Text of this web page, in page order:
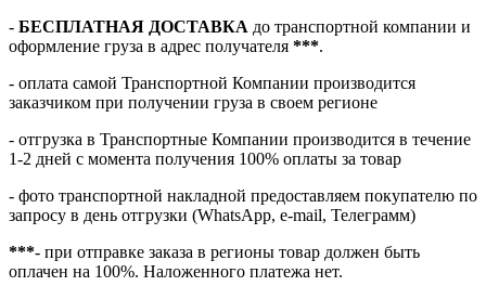
- БЕСПЛАТНАЯ ДОСТАВКА до транспортной компании и
оформление груза в адрес получателя ***.
- оплата самой Транспортной Компании производится
заказчиком при получении груза в своем регионе
- отгрузка в Транспортные Компании производится в течение
1-2 дней с момента получения 100% оплаты за товар
- фото транспортной накладной предоставляем покупателю по
запросу в день отгрузки (WhatsApp, e-mail, Телеграмм)
***- при отправке заказа в регионы товар должен быть
оплачен на 100%. Наложенного платежа нет.